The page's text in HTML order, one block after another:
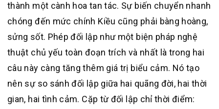
thành một cành hoa tan tác. Sự biến chuyển nhanh
chóng đến mức chính Kiều cũng phải bàng hoàng,
sửng sốt. Phép đối lập như một biện pháp nghệ
thuật chủ yếu toàn đoạn trích và nhất là trong hai
câu này càng tăng thêm giá trị biểu cảm. Nó tạo
nên sự so sánh đối lập giữa hai quãng đời, hai thời
gian, hai tình cảm. Cặp từ đối lập chỉ thời điểm: